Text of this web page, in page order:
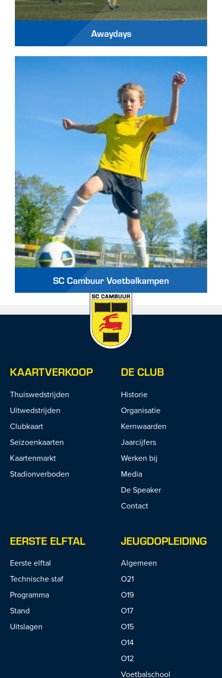
Awaydays
SC Cambuur Voetbalkampen
KAARTVERKOOP
Thuiswedstrijden
Uitwedstrijden
Clubkaart
Seizoenkaarten
Kaartenmarkt
Stadionverboden
DE CLUB
Historie
Organisatie
Kernwaarden
Jaarcijfers
Werken bij
Media
De Speaker
Contact
EERSTE ELFTAL
Eerste elftal
Technische staf
Programma
Stand
Uitslagen
JEUGDOPLEIDING
Algemeen
O21
O19
O17
O15
O14
O12
Voetbalschool